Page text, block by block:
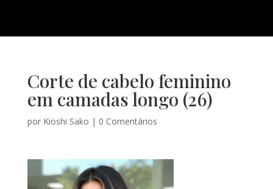
Corte de cabelo feminino
em camadas longo (26)
por Kioshi Sako | 0 Comentários